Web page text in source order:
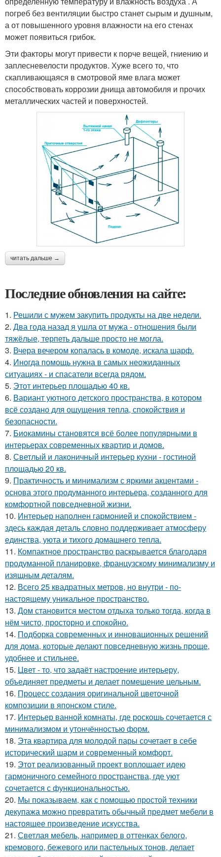
погреб без вентиляции быстро станет сырым и душным,
а от повышенного уровня влажности на его стенах
может появиться грибок.
Эти факторы могут привести к порче вещей, гниению и
заплесневелости продуктов. Хуже всего то, что
скапливающаяся в смотровой яме влага может
способствовать коррозии днища автомобиля и прочих
металлических частей и поверхностей.
читать дальше →
Последние обновления на сайте:
1. Решили с мужем закупить продукты на две недели.
2. Два года назад я ушла от мужа - отношения были
тяжёлые, терпеть дальше просто не могла.
3. Вчера вечером копалась в комоде, искала шарф.
4. Иногда помощь нужна в самых неожиданных
ситуациях - и спасатели всегда рядом.
5. Этот интерьер площадью 40 кв.
6. Вариант уютного детского пространства, в котором
всё создано для ощущения тепла, спокойствия и
безопасности.
7. Биокамины становятся всё более популярными в
интерьерах современных квартир и домов.
8. Светлый и лаконичный интерьер кухни - гостиной
площадью 20 кв.
9. Практичность и минимализм с яркими акцентами -
основа этого продуманного интерьера, созданного для
комфортной повседневной жизни.
10. Интерьер наполнен гармонией и спокойствием -
здесь каждая деталь словно поддерживает атмосферу
единства, уюта и тихого домашнего тепла.
11. Компактное пространство раскрывается благодаря
продуманной планировке, французскому минимализму и
изящным деталям.
12. Всего 25 квадратных метров, но внутри - по-
настоящему уникальное пространство.
13. Дом становится местом отдыха только тогда, когда в
нём чисто, просторно и спокойно.
14. Подборка современных и инновационных решений
для дома, которые делают повседневную жизнь проще,
удобнее и стильнее.
15. Цвет - то, что задаёт настроение интерьеру,
объединяет предметы и делает помещение цельным.
16. Процесс создания оригинальной цветочной
композиции в японском стиле.
17. Интерьер ванной комнаты, где роскошь сочетается с
минимализмом и утончённостью форм.
18. Эта квартира для молодой пары сочетает в себе
исторический шарм и современный комфорт.
19. Этот реализованный проект воплощает идею
гармоничного семейного пространства, где уют
сочетается с функциональностью.
20. Мы показываем, как с помощью простой техники
декупажа можно превратить обычный предмет мебели в
настоящее произведение искусства.
21. Светлая мебель, например в оттенках белого,
кремового, бежевого или пастельных тонов, делает